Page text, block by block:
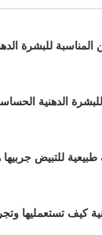
المناسبة للبشرة
للبشرة الدهنية
للتبيض
كيف تستعمليها